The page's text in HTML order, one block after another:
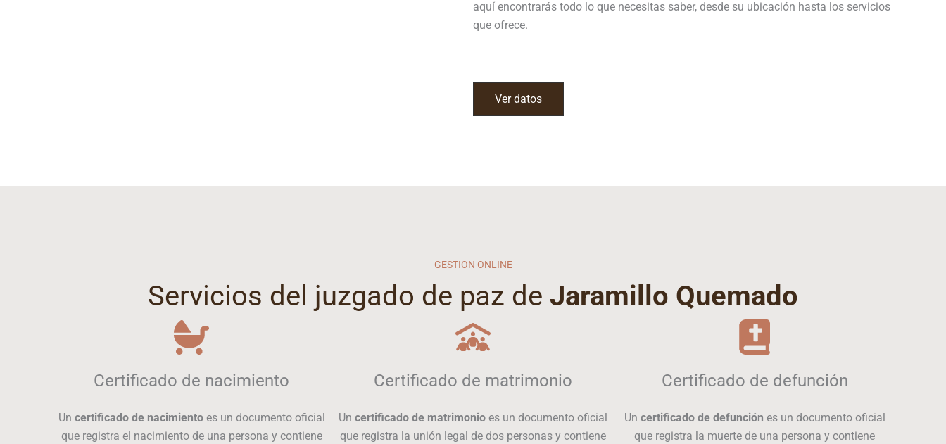
aquí encontrarás todo lo que necesitas saber, desde su ubicación hasta los servicios
que ofrece.
Ver datos
GESTION ONLINE
Servicios del juzgado de paz de Jaramillo Quemado
Certificado de nacimiento
Un certificado de nacimientoes un documento oficial
que registra el nacimiento de una persona y contiene
Certificado de matrimonio
Un certificado de matrimonio es un documento oficial
que registra la unión legal de dos personas y contiene
Certificado de defunción
Un certificado de defunción es un documento oficial
que registra la muerte de una persona y contiene